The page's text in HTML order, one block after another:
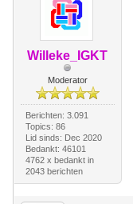
Willeke_IGKT
Moderator
Berichten: 3.091
Topics: 86
Lid sinds: Dec 2020
Bedankt: 46101
4762 x bedankt in
2043 berichten